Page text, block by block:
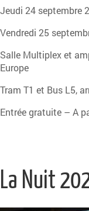
Jeudi 24 septembre
Vendredi 25
Salle Multiplex et
Europe
Tram T1 et Bus L5,
Entrée gratuite – A
La Nuit